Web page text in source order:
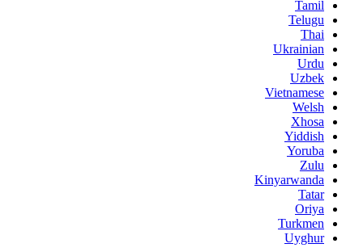
Tamil
Telugu
Thai
Ukrainian
Urdu
Uzbek
Vietnamese
Welsh
Xhosa
Yiddish
Yoruba
Zulu
Kinyarwanda
Tatar
Oriya
Turkmen
Uyghur